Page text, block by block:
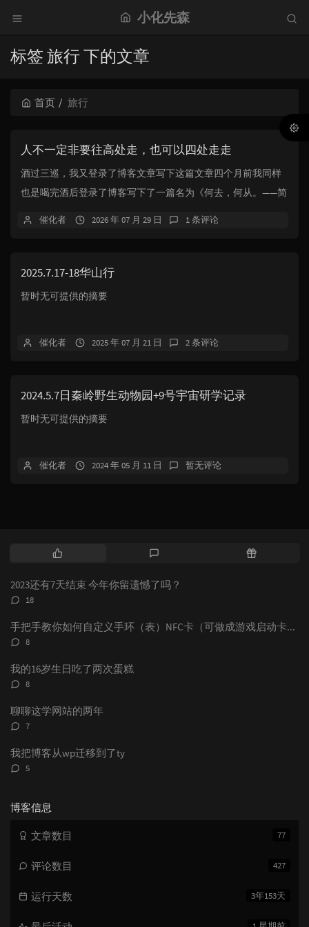
小化先森
标签 旅行 下的文章
首页 旅行
人不一定非要往高处走，也可以四处走走
酒过三巡，我又登录了博客文章写下这篇文章四个月前我同样
也是喝完酒后登录了博客写下了一篇名为《何去，何从。——简
催化者 2026 年 07 月 29 日 1 条评论
2025.7.17-18华山行
暂时无可提供的摘要
催化者 2025 年 07 月 21 日 2 条评论
2024.5.7日秦岭野生动物园+9号宇宙研学记录
暂时无可提供的摘要
催化者 2024 年 05 月 11 日 暂无评论
热
文
评
随
2023还有7天结束 今年你留遗憾了吗？
评
数：
18
手把手教你如何自定义手环（表）NFC卡（可做成游戏启动卡和电子名片）
评
数：
8
我的16岁生日吃了两次蛋糕
评
数：
8
聊聊这学网站的两年
评
数：
7
我把博客从wp迁移到了ty
评
5
博客信息
77
文章数目
427
评论数目
3年153天
运行天数